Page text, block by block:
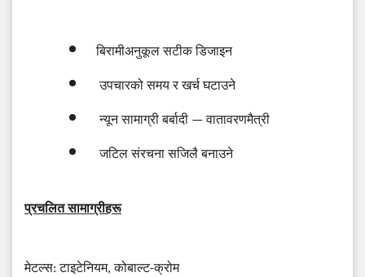
बिरामीअनुकूल सटीक डिजाइन
उपचारको समय र खर्च घटाउने
न्यून सामाग्री बर्बादी —वातावरणमैत्री
जटिल संरचना सजिलै बनाउने
प्रचलित सामाग्रीहरू
मेटल्स:टाइटेनियम,कोबाल्ट-क्रोम